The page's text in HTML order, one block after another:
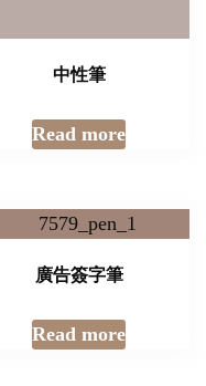
中性筆
Read more
廣告簽字筆
Read more